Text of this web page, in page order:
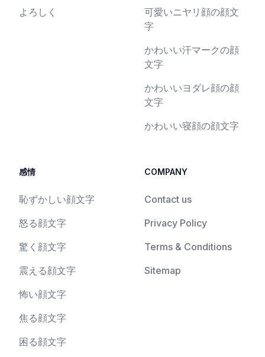
よろしく
可愛いニヤリ顔の顔文
字
かわいい汗マークの顔
文字
かわいいヨダレ顔の顔
文字
かわいい寝顔の顔文字
感情
恥ずかしい顔文字
怒る顔文字
驚く顔文字
震える顔文字
怖い顔文字
焦る顔文字
困る顔文字
COMPANY
Contact us
Privacy Policy
Terms & Conditions
Sitemap